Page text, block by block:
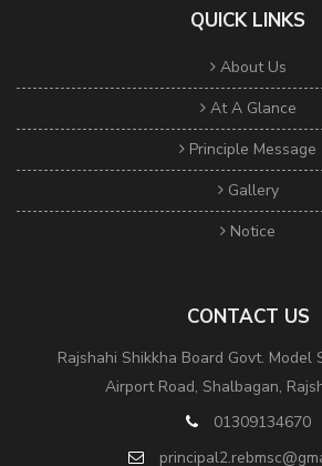
QUICK LINKS
About Us
At A Glance
Principle Message
Gallery
Notice
CONTACT US
Rajshahi Shikkha Board Govt. Model
Airport Road, Shalbagan,
01309134670